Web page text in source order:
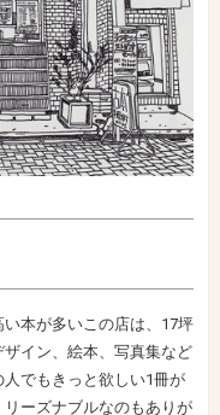
本が多いこの店は、17坪
イン、絵本、写真集など
でもきっと欲しい1冊が
ーズナブルなのもありが